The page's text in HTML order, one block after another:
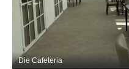
Die Cafeteria